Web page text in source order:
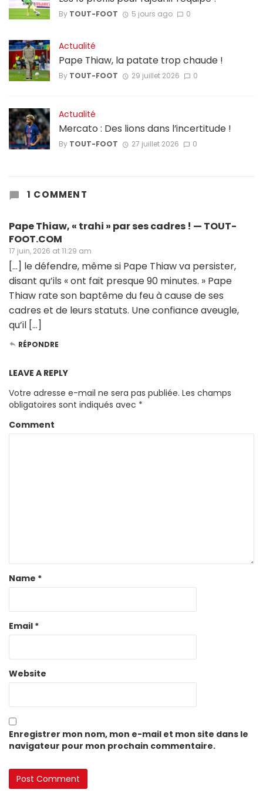
By TOUT-FOOT 5 jours ago 0
Actualité
Pape Thiaw, la patate trop chaude !
By TOUT-FOOT 29 juillet 2026 0
Actualité
Mercato : Des lions dans l’incertitude !
By TOUT-FOOT 27 juillet 2026 0
1 COMMENT
Pape Thiaw, « trahi » par ses cadres ! — TOUT-
FOOT.COM
17 juin, 2026 at 11:29 am
[…] le défendre, même si Pape Thiaw va persister,
disant qu’ils « ont fait presque 90 minutes. » Pape
Thiaw rate son baptême du feu à cause de ses
cadres et de leurs statuts. Une confiance aveugle,
qu’il […]
RÉPONDRE
LEAVE A REPLY
Votre adresse e-mail ne sera pas publiée. Les champs
obligatoires sont indiqués avec *
Comment
Name *
Email *
Website
Enregistrer mon nom, mon e-mail et mon site dans le
navigateur pour mon prochain commentaire.